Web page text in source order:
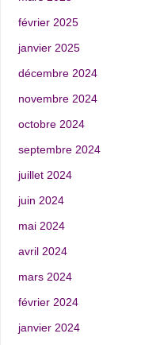
février 2025
janvier 2025
décembre 2024
novembre 2024
octobre 2024
septembre 2024
juillet 2024
juin 2024
mai 2024
avril 2024
mars 2024
février 2024
janvier 2024